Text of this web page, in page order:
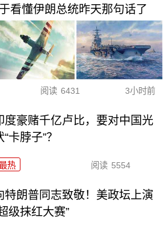
看懂伊朗总统昨天那句话了
阅读 6431 3小时前
度豪赌千亿卢比，要对中国光
“卡脖子”？
热 阅读 5554
特朗普同志致敬！美政坛上演
级抹红大赛”